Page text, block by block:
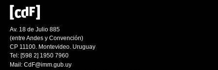
Av. 18 de Julio 885
(entre Andes y Convención)
CP 11100. Montevideo. Uruguay
Tel: [598 2] 1950 7960
Mail: CdF@imm.gub.uy